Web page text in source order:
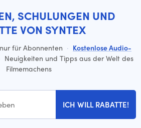
SCHULUNGEN UND
VON SYNTEX
für Abonnenten · Kostenlose Audio-
Neuigkeiten und Tipps aus der Welt des
Filmemachens
ICH WILL RABATTE!